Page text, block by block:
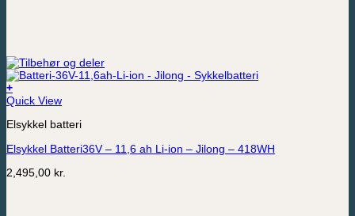
+
Quick View
Elsykkel batteri
Elsykkel Batteri36V – 11,6 ah Li-ion – Jilong – 418WH
2,495,00 kr.